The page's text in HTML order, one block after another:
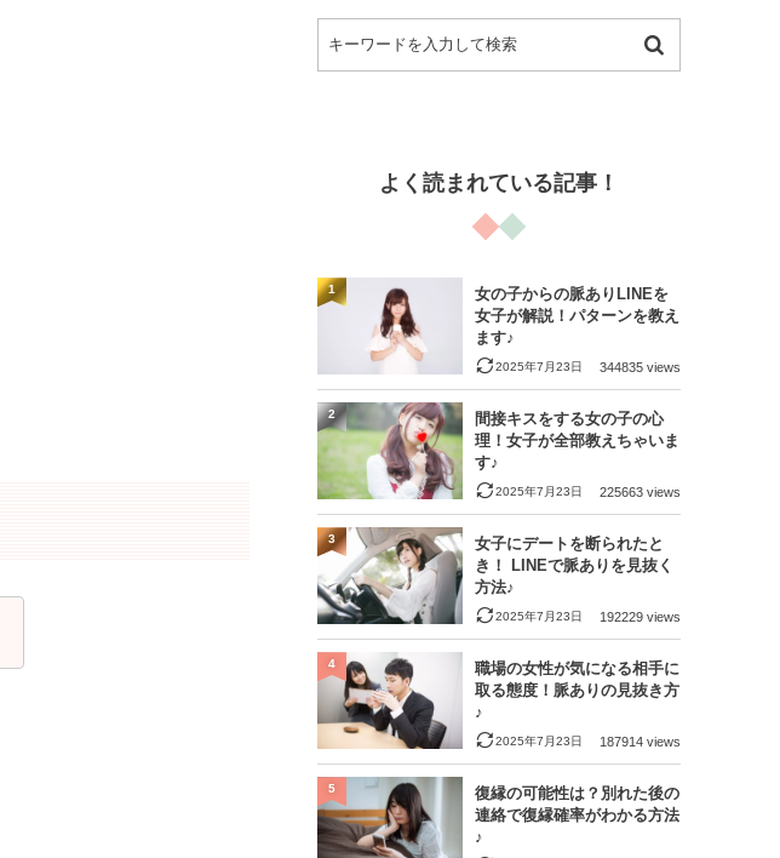
よく読まれている記事！
女の子からの脈ありLINEを
女子が解説！パターンを教え
ます♪
2025年7月23日 344835 views
1
間接キスをする女の子の心
理！女子が全部教えちゃいま
す♪
2025年7月23日 225663 views
2
女子にデートを断られたと
き！ LINEで脈ありを見抜く
方法♪
2025年7月23日 192229 views
3
職場の女性が気になる相手に
取る態度！脈ありの見抜き方
♪
2025年7月23日 187914 views
4
復縁の可能性は？別れた後の
連絡で復縁確率がわかる方法
♪
5